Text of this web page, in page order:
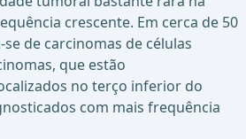
crescente. Em cerca de 50
se de carcinomas de células
que estão
no terço inferior do
com mais frequência